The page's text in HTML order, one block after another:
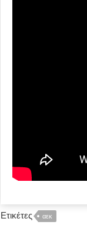
Ετικέτες αεκ